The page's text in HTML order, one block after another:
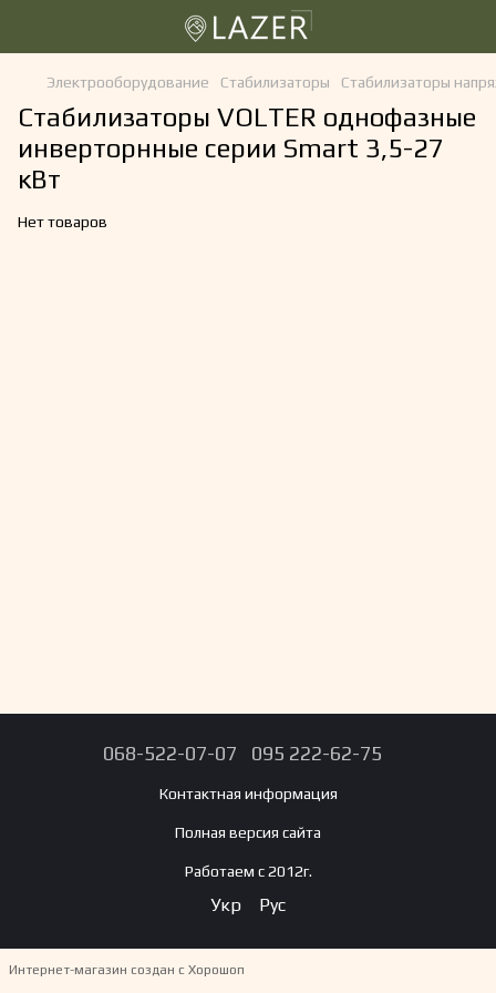
Электрооборудование Стабилизаторы Стабилизаторы
Стабилизаторы VOLTER однофазные
инверторнные серии Smart 3,5-27
кВт
Нет товаров
068-522-07-07 095 222-62-75
Контактная информация
Полная версия сайта
Работаем с 2012г.
Укр Рус
Интернет-магазин создан с Хорошоп